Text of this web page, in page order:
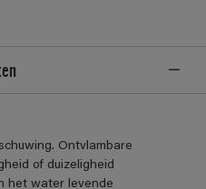
Ontvlambare
of duizeligheid
het water levende